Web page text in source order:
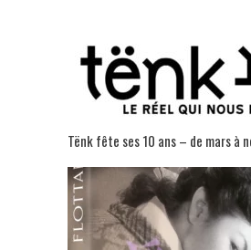
Tënk fête ses 10 ans – de mars à